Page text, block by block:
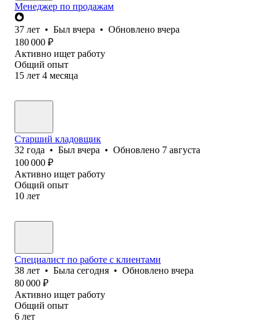
Менеджер по продажам
37 лет • Был вчера • Обновлено вчера
180 000 ₽
Активно ищет работу
Общий опыт
15 лет 4 месяца
Старший кладовщик
32 года • Был вчера • Обновлено 7 августа
100 000 ₽
Активно ищет работу
Общий опыт
10 лет
Специалист по работе с клиентами
38 лет • Была сегодня • Обновлено вчера
80 000 ₽
Активно ищет работу
Общий опыт
6 лет